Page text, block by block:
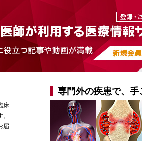
床
届
専門外の疾患で、